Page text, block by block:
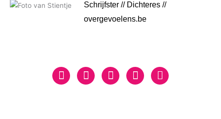
Schrijfster // Dichteres //
overgevoelens.be